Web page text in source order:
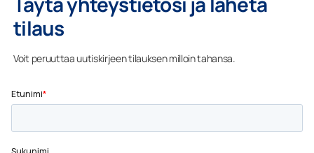
tilaus
Voit peruuttaa uutiskirjeen tilauksen milloin tahansa.